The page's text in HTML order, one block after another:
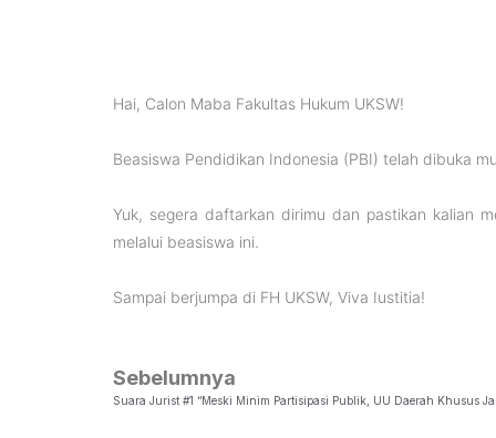
Hai, Calon Maba Fakultas Hukum UKSW!
Beasiswa Pendidikan Indonesia (PBI) telah dibuka
Yuk, segera daftarkan dirimu dan pastikan kalian
melalui beasiswa ini.
Sampai berjumpa di FH UKSW, Viva Iustitia!
Sebelumnya
Suara Jurist #1 “Meski Minim Partisipasi Publik, UU Daerah Khusus